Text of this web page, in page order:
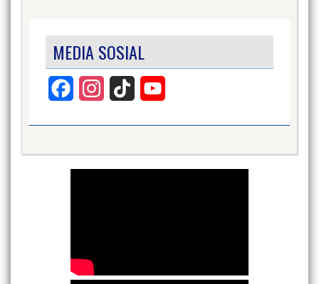
MEDIA SOSIAL
Facebook InstagramTikTok